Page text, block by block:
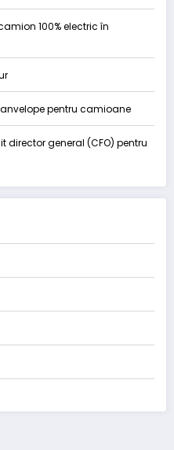
100% electric în
pentru camioane
director general (CFO) pentru